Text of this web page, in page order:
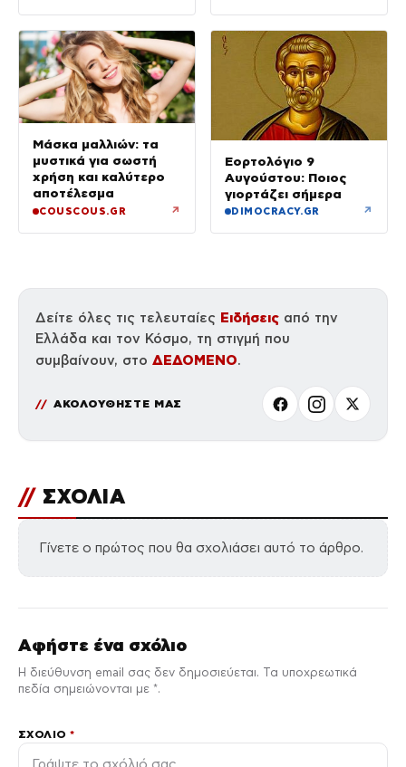
Μάσκα μαλλιών: τα
μυστικά για σωστή
χρήση και καλύτερο
αποτέλεσμα
COUSCOUS.GR ↗
Εορτολόγιο 9
Αυγούστου: Ποιος
γιορτάζει σήμερα
DIMOCRACY.GR ↗
Δείτε όλες τις τελευταίες Ειδήσεις από την
Ελλάδα και τον Κόσμο, τη στιγμή που
συμβαίνουν, στο ΔΕΔΟΜΕΝΟ.
ΑΚΟΛΟΥΘΗΣΤΕ ΜΑΣ
// ΣΧΟΛΙΑ
Γίνετε ο πρώτος που θα σχολιάσει αυτό το άρθρο.
Αφήστε ένα σχόλιο
Η διεύθυνση email σας δεν δημοσιεύεται. Τα υποχρεωτικά
πεδία σημειώνονται με *.
ΣΧΌΛΙΟ*